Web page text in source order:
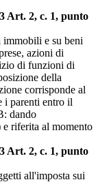
Art. 2, c. 1, punto
immobili e su beni
azioni di
di funzioni di
della
corrisponde al
i parenti entro il
dando
e riferita al momento
Art. 2, c. 1, punto
all'imposta sui